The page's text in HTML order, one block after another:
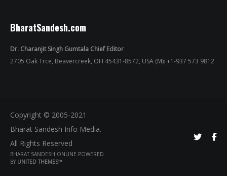
BharatSandesh.com
Dr. Charanjit Singh Gumtala Chief Editor
2705 Oak Trce, Beavercreek, OH 45431-8572, USA (M): +1-937 573 9812
Copyright © 2005-2021
Bharat Sandesh Info Media.
All Rights Reserved
BHARAT SANDESH ONLINE POWERED
BY UNITED THEMES™